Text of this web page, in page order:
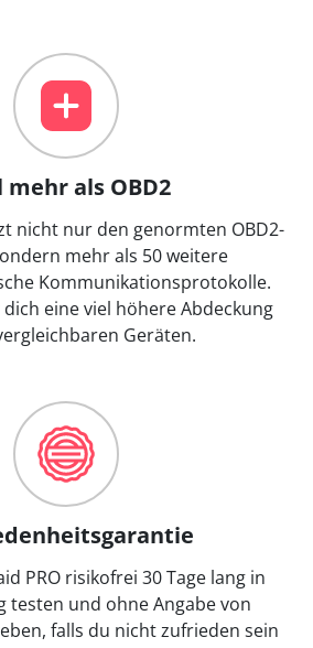
mehr als OBD2
nicht nur den genormten OBD2-
mehr als 50 weitere
Kommunikationsprotokolle.
eine viel höhere Abdeckung
Geräten.
PRO risikofrei 30 Tage lang in
testen und ohne Angabe von
falls du nicht zufrieden sein